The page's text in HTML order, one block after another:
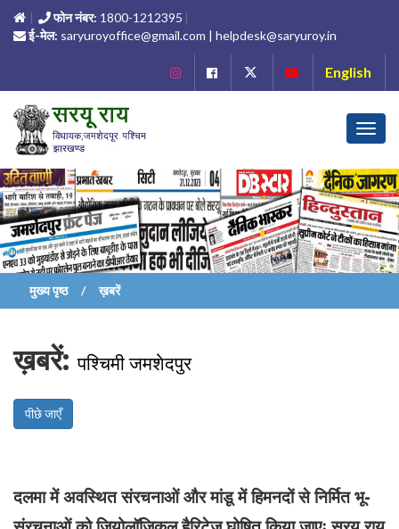
फोन नंबर: 1800-1212395
ई-मेल: saryuroyoffice@gmail.com | helpdesk@saryuroy.in
English
मुख्य पृष्ठ ख़बरें
ख़बरें:पश्चिमी जमशेदपुर
पीछे जाएँ
दलमा में अवस्थित संरचनाओं और मांडू में हिमनदों से निर्मित भू-